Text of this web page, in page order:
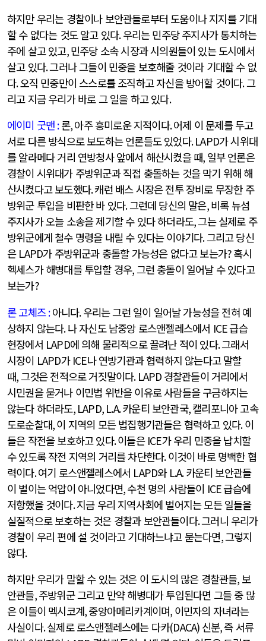
하지만 우리는 경찰이나 보안관들로부터 도움이나 지지를 기대
할 수 없다는 것도 알고 있다.우리는 민주당 주지사가 통치하는
주에 살고 있고,민주당 소속 시장과 시의원들이 있는 도시에서
살고 있다.그러나 그들이 민중을 보호해줄 것이라 기대할 수 없
다.오직 민중만이 스스로를 조직하고 자신을 방어할 것이다.그
리고 지금 우리가 바로 그 일을 하고 있다.
에이미 굿맨 :론,아주 흥미로운 지적이다.어제 이 문제를 두고
서로 다른 방식으로 보도하는 언론들도 있었다. LAPD가 시위대
를 알라메다 거리 연방청사 앞에서 해산시켰을 때, 일부 언론은
경찰이 시위대가 주방위군과 직접 충돌하는 것을 막기 위해 해
산시켰다고 보도했다.캐런 배스 시장은 전투 장비로 무장한 주
방위군 투입을 비판한 바 있다.그런데 당신의 말은,비록 뉴섬
주지사가 오늘 소송을 제기할 수 있다 하더라도,그는 실제로 주
방위군에게 철수 명령을 내릴 수 있다는 이야기다.그리고 당신
은 LAPD가 주방위군과 충돌할 가능성은 없다고 보는가?혹시
헥세스가 해병대를 투입할 경우,그런 충돌이 일어날 수 있다고
보는가?
론 고체즈:아니다.우리는 그런 일이 일어날 가능성을 전혀 예
상하지 않는다.나 자신도 남중앙 로스앤젤레스에서 ICE급습
현장에서 LAPD에 의해 물리적으로 끌려난 적이 있다.그래서
시장이 LAPD가 ICE나 연방기관과 협력하지 않는다고 말할
때,그것은 전적으로 거짓말이다. LAPD 경찰관들이 거리에서
시민권을 묻거나 이민법 위반을 이유로 사람들을 구금하지는
않는다 하더라도, LAPD, L.A.카운티 보안관국,캘리포니아 고속
도로순찰대,이 지역의 모든 법집행기관들은 협력하고 있다.이
들은 작전을 보호하고 있다.이들은 ICE가 우리 민중을 납치할
수 있도록 작전 지역의 거리를 차단한다.이것이 바로 명백한 협
력이다.여기 로스앤젤레스에서 LAPD와 L.A.카운티 보안관들
이 벌이는 억압이 아니었다면,수천 명의 사람들이 ICE급습에
저항했을 것이다.지금 우리 지역사회에 벌어지는 모든 일들을
실질적으로 보호하는 것은 경찰과 보안관들이다.그러니 우리가
경찰이 우리 편에 설 것이라고 기대하느냐고 묻는다면,그렇지
않다.
하지만 우리가 말할 수 있는 것은 이 도시의 많은 경찰관들, 보
안관들,주방위군 그리고 만약 해병대가 투입된다면 그들 중 많
은 이들이 멕시코계,중앙아메리카계이며, 이민자의 자녀라는
사실이다.실제로 로스앤젤레스에는 다카(DACA) 신분,즉 서류